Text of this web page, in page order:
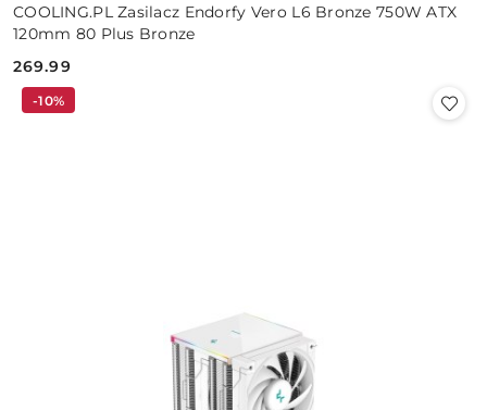
COOLING.PL Zasilacz Endorfy Vero L6 Bronze 750W ATX
120mm 80 Plus Bronze
Cena:
269.99
-10%